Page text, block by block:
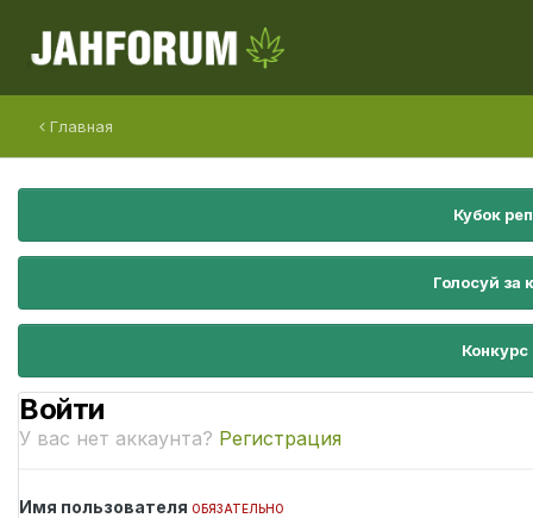
Главная
Кубок
Голосуй
Войти
У вас нет аккаунта? Регистрация
Имя пользователя ОБЯЗАТЕЛЬНО